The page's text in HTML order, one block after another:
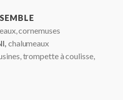
cornemuses
chalumeaux
trompette à coulisse,